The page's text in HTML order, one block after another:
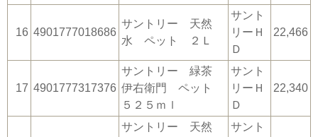
16 4901777018686
サントリー 天然
水 ペット ２Ｌ
サント
リーＨ
Ｄ
22,466
17 4901777317376
サントリー 緑茶
伊右衛門 ペット
５２５ｍｌ
サント
リーＨ
Ｄ
22,340
サントリー 天然
サント